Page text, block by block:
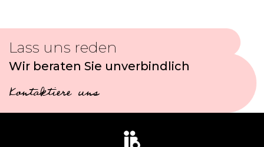
Lass uns reden
Wir beraten Sie unverbindlich
Kontaktiere uns